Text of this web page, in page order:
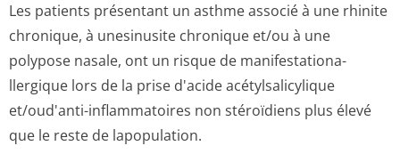
Les patients présentant un asthme associé à une rhinite
chronique, à unesinusite chronique et/ou à une
polypose nasale, ont un risque de manifestationa­
llergique lors de la prise d'acide acétylsalicylique
et/oud'anti-inflammatoires non stéroïdiens plus élevé
que le reste de lapopulation.